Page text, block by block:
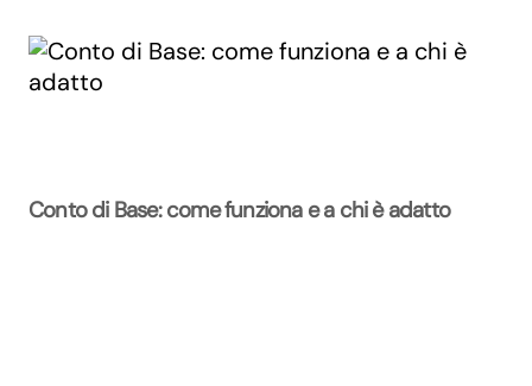
Conto di Base: come funziona e a chi è adatto